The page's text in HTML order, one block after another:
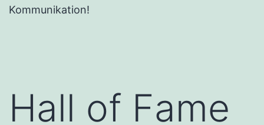
Kommunikation!
Hall of Fame